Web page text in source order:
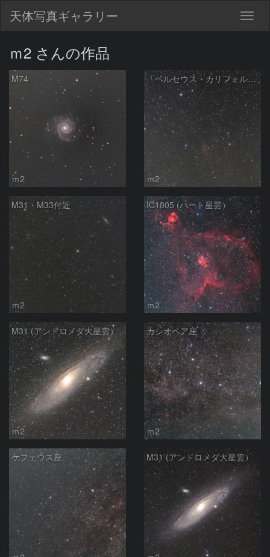
天体写真ギャラリー
ｍ2 さんの作品
M74
ｍ2
「ペルセウス・カリフォルニア・スバル」アーク
ｍ2
M31・M33付近
ｍ2
IC1805 (ハート星雲）
ｍ2
M31 (アンドロメダ大星雲）
ｍ2
カシオペア座
ｍ2
ケフェウス座 M31 (アンドロメダ大星雲）